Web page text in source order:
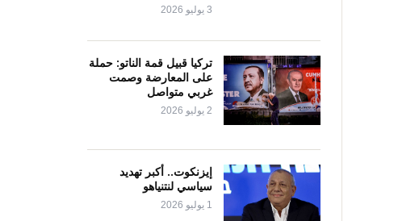
3 يوليو 2026
تركيا قبيل قمة الناتو: حملة
على المعارضة وصمت
غربي متواصل
2 يوليو 2026
إيزنكوت.. أكبر تهديد
سياسي لنتنياهو
1 يوليو 2026